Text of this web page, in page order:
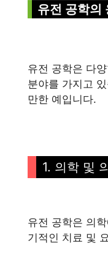
유전 공학의
유전 공학은 다
분야를 가지고
만한 예입니다.
1. 의학 및
유전 공학은 의
기적인 치료 및